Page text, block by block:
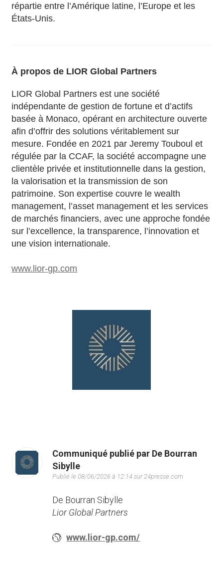
répartie entre l’Amérique latine, l’Europe et les
États-Unis.
À propos de LIOR Global Partners
LIOR Global Partners est une société
indépendante de gestion de fortune et d’actifs
basée à Monaco, opérant en architecture ouverte
afin d’offrir des solutions véritablement sur
mesure. Fondée en 2021 par Jeremy Touboul et
régulée par la CCAF, la société accompagne une
clientèle privée et institutionnelle dans la gestion,
la valorisation et la transmission de son
patrimoine. Son expertise couvre le wealth
management, l’asset management et les services
de marchés financiers, avec une approche fondée
sur l’excellence, la transparence, l’innovation et
une vision internationale.
www.lior-gp.com
Communiqué publié par De Bourran
Sibylle
Publié le 08/06/2026 à 12:14 sur 24presse.com
De Bourran Sibylle
Lior Global Partners
www.lior-gp.com/